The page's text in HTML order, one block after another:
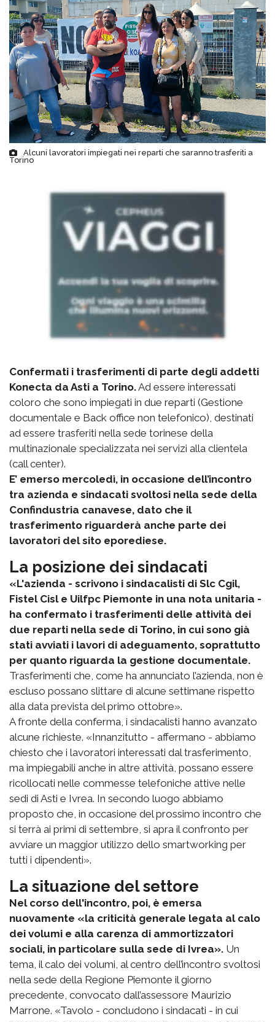
Alcuni lavoratori impiegati nei reparti che saranno trasferiti a
Torino
Confermati i trasferimenti di parte degli addetti
Konecta da Asti a Torino.Ad essere interessati
coloro che sono impiegati in due reparti (Gestione
documentale e Back office non telefonico), destinati
ad essere trasferiti nella sede torinese della
multinazionale specializzata nei servizi alla clientela
(call center).
E’ emerso mercoledì, in occasione dell’incontro
tra azienda e sindacati svoltosi nella sede della
Confindustria canavese, dato che il
trasferimento riguarderà anche parte dei
lavoratori del sito eporediese.
La posizione dei sindacati
«L'azienda - scrivono i sindacalisti di Slc Cgil,
Fistel Cisl e Uilfpc Piemonte in una nota unitaria -
ha confermato i trasferimenti delle attività dei
due reparti nella sede di Torino, in cui sono già
stati avviati i lavori di adeguamento, soprattutto
per quanto riguarda la gestione documentale.
Trasferimenti che, come ha annunciato l’azienda, non è
escluso possano slittare di alcune settimane rispetto
alla data prevista del primo ottobre».
A fronte della conferma, i sindacalisti hanno avanzato
alcune richieste. «Innanzitutto - affermano - abbiamo
chiesto che i lavoratori interessati dal trasferimento,
ma impiegabili anche in altre attività, possano essere
ricollocati nelle commesse telefoniche attive nelle
sedi di Asti e Ivrea. In secondo luogo abbiamo
proposto che, in occasione del prossimo incontro che
si terrà ai primi di settembre, si apra il confronto per
avviare un maggior utilizzo dello smartworking per
tutti i dipendenti».
La situazione del settore
Nel corso dell'incontro, poi, è emersa
nuovamente «la criticità generale legata al calo
dei volumi e alla carenza di ammortizzatori
sociali, in particolare sulla sede di Ivrea». Un
tema, il calo dei volumi, al centro dell’incontro svoltosi
nella sede della Regione Piemonte il giorno
precedente, convocato dall’assessore Maurizio
Marrone. «Tavolo - concludono i sindacati - in cui